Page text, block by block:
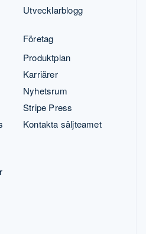
Utvecklarblogg
Företag
Produktplan
Karriärer
Nyhetsrum
Stripe Press
Kontakta säljteamet